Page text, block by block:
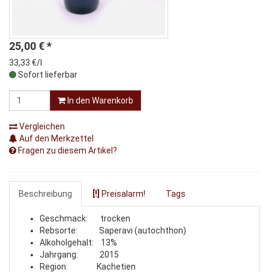
25,00 €*
33,33 €/l
Sofort lieferbar
In den Warenkorb
Vergleichen
Auf den Merkzettel
Fragen zu diesem Artikel?
Beschreibung [!] Preisalarm! Tags
Geschmack: trocken
Rebsorte: Saperavi (autochthon)
Alkoholgehalt: 13%
Jahrgang: 2015
Region: Kachetien